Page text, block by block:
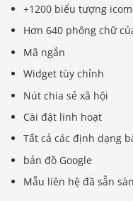
+1200 biểu tượng
Hơn 640 phông chữ
Mã ngắn
Widget tùy chỉnh
Nút chia sẻ xã hội
Cài đặt linh hoạt
Tất cả các định dạng
bản đồ Google
Mẫu liên hệ đã sẵn